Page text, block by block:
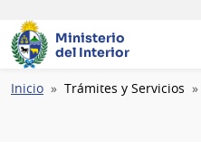
Ministerio
del Interior
Ruta
Inicio Trámites y Servicios